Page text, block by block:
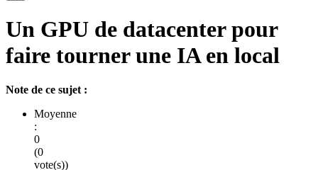
Un GPU de datacenter pour
faire tourner une IA en local
Note de ce sujet :
Moyenne
:
0
(0
vote(s))